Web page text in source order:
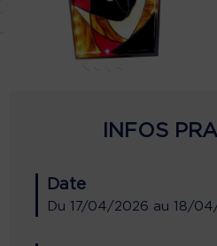
INFOS
Date
Du 17/04/2026 au 18/